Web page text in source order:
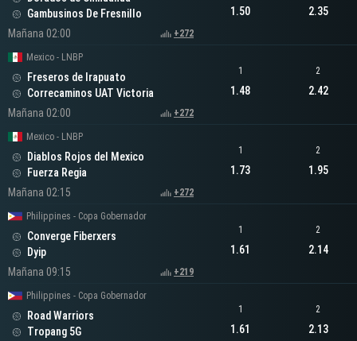
Gambusinos De Fresnillo
Mañana 02:00
+272
1.50 2.35
Mexico - LNBP
Freseros de Irapuato
Correcaminos UAT Victoria
Mañana 02:00
+272
1
1.48
2
2.42
Mexico - LNBP
Diablos Rojos del Mexico
Fuerza Regia
Mañana 02:15
+272
1
1.73
2
1.95
Philippines - Copa Gobernador
Converge Fiberxers
Dyip
Mañana 09:15
+219
1
1.61
2
2.14
Philippines - Copa Gobernador
Road Warriors
Tropang 5G
1
1.61
2
2.13